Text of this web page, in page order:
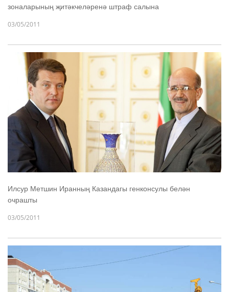
зоналарының җитәкчеләренә штраф салына
03/05/2011
Илсур Метшин Иранның Казандагы генконсулы белән
очрашты
03/05/2011